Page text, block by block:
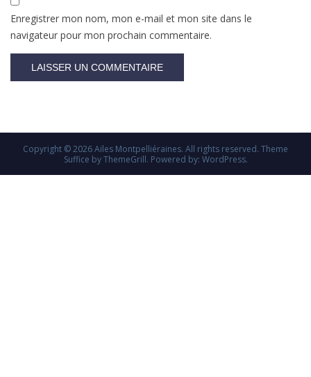
Enregistrer mon nom, mon e-mail et mon site dans le
navigateur pour mon prochain commentaire.
Copyright © 2026Ailes Montpelliéraines. All rights reserved. Theme
Suffice by ThemeGrill. Powered by: WordPress.